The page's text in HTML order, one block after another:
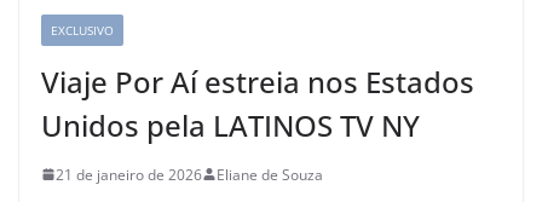
EXCLUSIVO
Viaje Por Aí estreia nos Estados
Unidos pela LATINOS TV NY
21 de janeiro de 2026 Eliane de Souza